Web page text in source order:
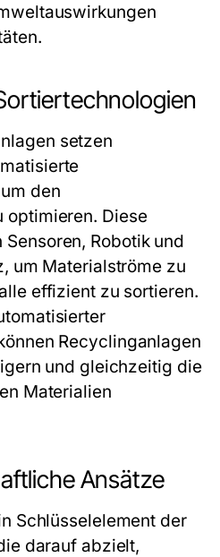
setzen
den
optimieren. Diese
Robotik und
um Materialströme zu
effizient zu sortieren.
Recyclinganlagen
und gleichzeitig die
Materialien
Ansätze
Schlüsselelement der
darauf abzielt,